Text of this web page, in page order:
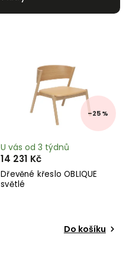
–25 %
Dřevěné křeslo OBLIQUE
světlé
U vás od 3 týdnů
14 231 Kč
Do košíku